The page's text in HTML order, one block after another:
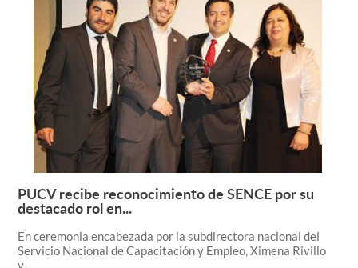
Leer más +
PUCV recibe reconocimiento de SENCE por su
destacado rol en...
En ceremonia encabezada por la subdirectora nacional del
Servicio Nacional de Capacitación y Empleo, Ximena Rivillo
y...